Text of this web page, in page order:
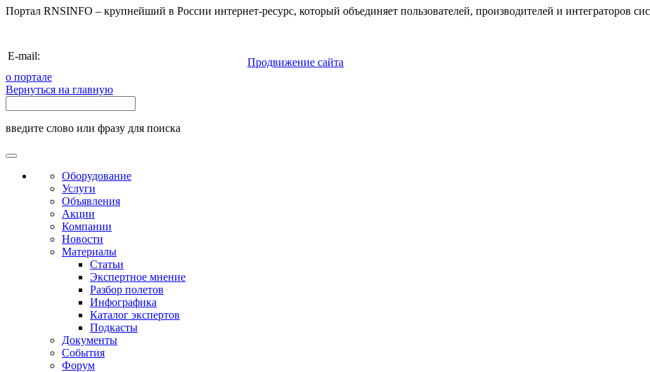
Портал RNSINFO – крупнейший в России интернет-ресурс, который объединяет пользователей, производителей и интеграторов
E-mail:
Продвижение сайта
о портале
Вернуться на главную
введите слово или фразу для поиска
Оборудование
Услуги
Объявления
Акции
Компании
Новости
Материалы
Статьи
Экспертное мнение
Разбор полетов
Инфографика
Каталог экспертов
Подкасты
Документы
События
Форум